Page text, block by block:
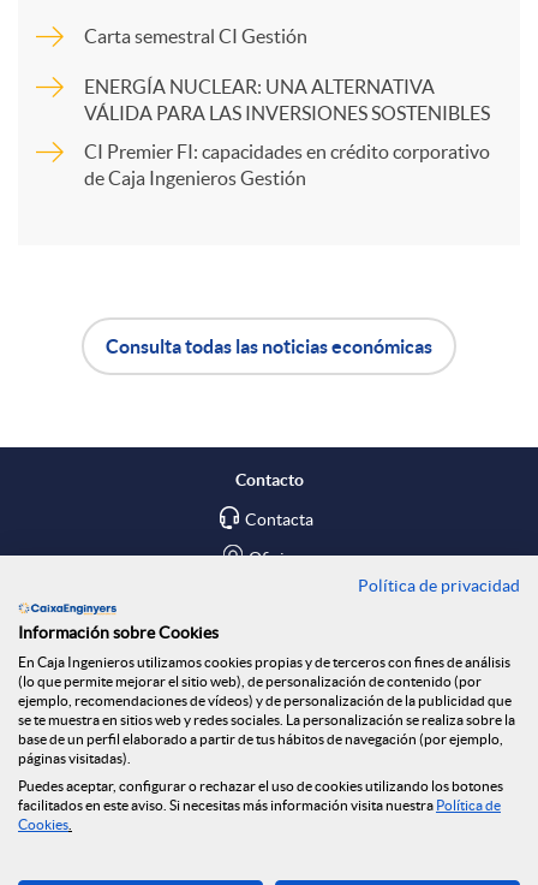
s
r
t
R
e
d
e
Carta semestral CI Gestión
ENERGÍA NUCLEAR: UNA ALTERNATIVA
VÁLIDA PARA LAS INVERSIONES SOSTENIBLES
CI Premier FI: capacidades en crédito corporativo
de Caja Ingenieros Gestión
p
i
c
a
c
o
ó
n
n
o
Consulta todas las noticias económicas
Contacto
Contacta
Oficinas
Blog
Social
Tablón de anuncios
Seguridad Online
Política de privacidad
Información sobre Cookies
En Caja Ingenieros utilizamos cookies propias y de terceros con fines de análisis
(lo que permite mejorar el sitio web), de personalización de contenido (por
ejemplo, recomendaciones de vídeos) y de personalización de la publicidad que
se te muestra en sitios web y redes sociales. La personalización se realiza sobre la
base de un perfil elaborado a partir de tus hábitos de navegación (por ejemplo,
páginas visitadas).
Puedes aceptar, configurar o rechazar el uso de cookies utilizando los botones
facilitados en este aviso. Si necesitas más información visita nuestra Política de
Cookies